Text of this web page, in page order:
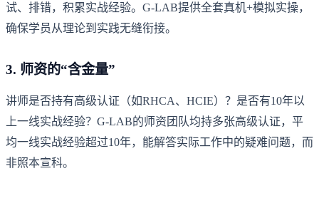
试、排错，积累实战经验。G-LAB提供全套真机+模拟实操，
确保学员从理论到实践无缝衔接。
3. 师资的“含金量”
讲师是否持有高级认证（如RHCA、HCIE）？是否有10年以
上一线实战经验？G-LAB的师资团队均持多张高级认证，平
均一线实战经验超过10年，能解答实际工作中的疑难问题，而
非照本宣科。